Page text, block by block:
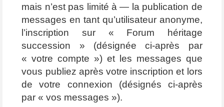
mais n’est pas limité à — la publication de
messages en tant qu’utilisateur anonyme,
l’inscription sur « Forum héritage
succession » (désignée ci-après par
« votre compte ») et les messages que
vous publiez après votre inscription et lors
de votre connexion (désignés ci-après
par « vos messages »).